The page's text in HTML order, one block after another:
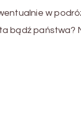
w
bądź państwa?